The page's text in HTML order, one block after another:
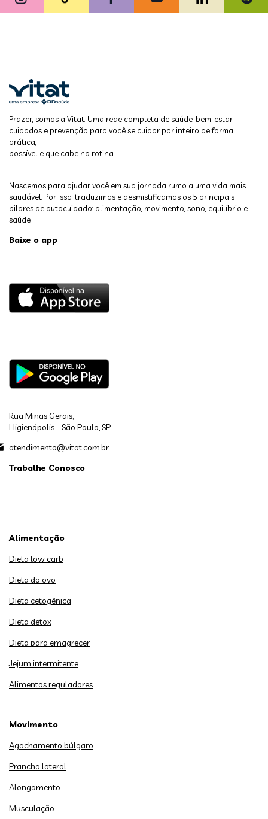
Prazer, somos a Vitat. Uma rede completa de saúde, bem-estar,
cuidados e prevenção para você se cuidar por inteiro de forma
prática,
possível e que cabe na rotina.
Nascemos para ajudar você em sua jornada rumo a uma vida mais
saudável. Por isso, traduzimos e desmistificamos os 5 principais
pilares de autocuidado: alimentação, movimento, sono, equilíbrio e
saúde.
Baixe o app
Rua Minas Gerais,
Higienópolis - São Paulo, SP
atendimento@vitat.com.br
Trabalhe Conosco
Alimentação
Dieta low carb
Dieta do ovo
Dieta cetogênica
Dieta detox
Dieta para emagrecer
Jejum intermitente
Alimentos reguladores
Movimento
Agachamento búlgaro
Prancha lateral
Alongamento
Musculação